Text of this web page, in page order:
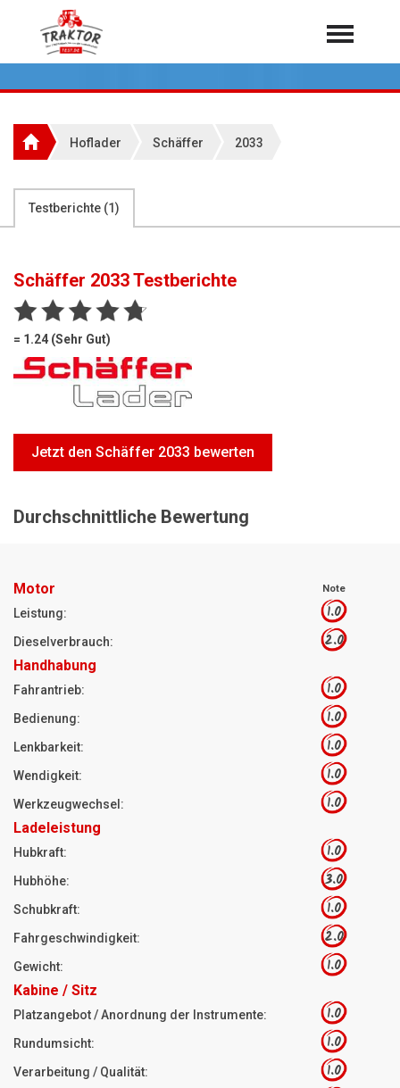
Home
Rundballenpressen
Teleskoplader
Rasentraktoren
Motorsägen
Hoflader
Freischneider
Jetzt Bewerten
Über 7.000 Testberichte
Hoflader Schäffer 2033
Testberichte (1)
Schäffer 2033Testberichte
= 1.24 (Sehr Gut)
Jetzt den Schäffer 2033 bewerten
Durchschnittliche Bewertung
Motor Note
Leistung: 1.0
Dieselverbrauch: 2.0
Handhabung
Fahrantrieb: 1.0
Bedienung: 1.0
Lenkbarkeit: 1.0
Wendigkeit: 1.0
Werkzeugwechsel: 1.0
Ladeleistung
Hubkraft: 1.0
Hubhöhe: 3.0
Schubkraft: 1.0
Fahrgeschwindigkeit: 2.0
Gewicht: 1.0
Kabine / Sitz
Platzangebot / Anordnung der Instrumente: 1.0
Rundumsicht: 1.0
Verarbeitung / Qualität: 1.0